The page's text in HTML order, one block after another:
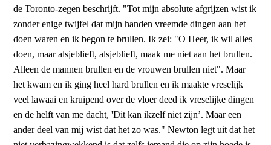
de Toronto-zegen beschrijft. "Tot mijn absolute afgrijzen wist ik
zonder enige twijfel dat mijn handen vreemde dingen aan het
doen waren en ik begon te brullen. Ik zei: "O Heer, ik wil alles
doen, maar alsjeblieft, alsjeblieft, maak me niet aan het brullen.
Alleen de mannen brullen en de vrouwen brullen niet". Maar
het kwam en ik ging heel hard brullen en ik maakte vreselijk
veel lawaai en kruipend over de vloer deed ik vreselijke dingen
en de helft van me dacht, 'Dit kan ikzelf niet zijn’. Maar een
ander deel van mij wist dat het zo was." Newton legt uit dat het